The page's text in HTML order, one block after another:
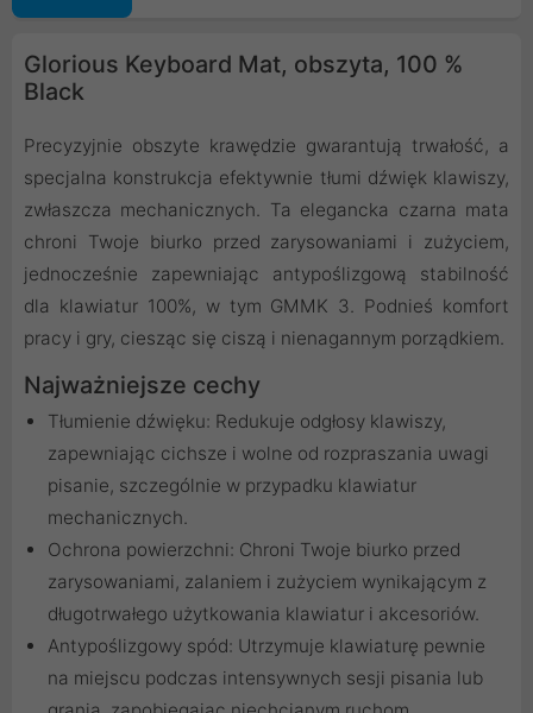
Glorious Keyboard Mat, obszyta, 100 %
Black
Precyzyjnie obszyte krawędzie gwarantują trwałość, a
specjalna konstrukcja efektywnie tłumi dźwięk klawiszy,
zwłaszcza mechanicznych. Ta elegancka czarna mata
chroni Twoje biurko przed zarysowaniami i zużyciem,
jednocześnie zapewniając antypoślizgową stabilność
dla klawiatur 100%, w tym GMMK 3. Podnieś komfort
pracy i gry, ciesząc się ciszą i nienagannym porządkiem.
Najważniejsze cechy
Tłumienie dźwięku: Redukuje odgłosy klawiszy,
zapewniając cichsze i wolne od rozpraszania uwagi
pisanie, szczególnie w przypadku klawiatur
mechanicznych.
Ochrona powierzchni: Chroni Twoje biurko przed
zarysowaniami, zalaniem i zużyciem wynikającym z
długotrwałego użytkowania klawiatur i akcesoriów.
Antypoślizgowy spód: Utrzymuje klawiaturę pewnie
na miejscu podczas intensywnych sesji pisania lub